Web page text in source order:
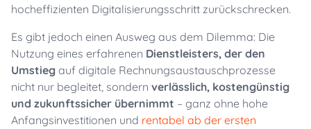
hocheffizienten Digitalisierungsschritt zurückschrecken.
Es gibt jedoch einen Ausweg aus dem Dilemma: Die
Nutzung eines erfahrenen Dienstleisters, der den
Umstieg auf digitale Rechnungsaustauschprozesse
nicht nur begleitet, sondern verlässlich, kostengünstig
und zukunftssicher übernimmt – ganz ohne hohe
Anfangsinvestitionen und rentabel ab der ersten